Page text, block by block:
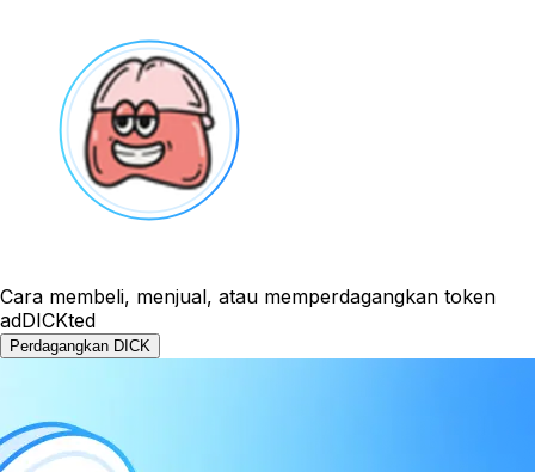
Cara membeli, menjual, atau memperdagangkan token
adDICKted
Perdagangkan DICK